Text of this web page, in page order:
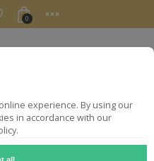
experience. By using our
in accordance with our
0